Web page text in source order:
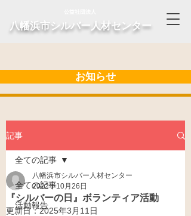
​八幡浜市シルバー人材センター
お知らせ
記事
全ての記事
活動報告
全ての記事
『シルバーの日』ボランティア活動
八幡浜市シルバー人材センター
2022年10月26日
更新日：2025年3月11日